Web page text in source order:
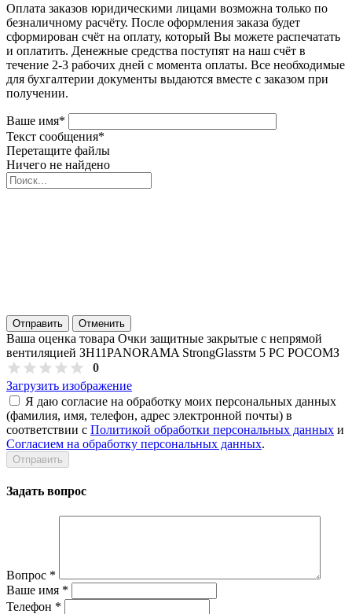
Оплата заказов юридическими лицами возможна только по
безналичному расчёту. После оформления заказа будет
сформирован счёт на оплату, который Вы можете распечатать
и оплатить. Денежные средства поступят на наш счёт в
течение 2-3 рабочих дней с момента оплаты. Все необходимые
для бухгалтерии документы выдаются вместе с заказом при
получении.
Ваше имя*
Текст сообщения*
Перетащите файлы
Ничего не найдено
Отправить Отменить
Ваша оценка товара Очки защитные закрытые с непрямой
вентиляцией ЗН11PANORAMA StrongGlassтм 5 PC РОСОМЗ
0
Загрузить изображение
Я даю согласие на обработку моих персональных данных
(фамилия, имя, телефон, адрес электронной почты) в
соответствии с Политикой обработки персональных данных и
Согласием на обработку персональных данных.
Задать вопрос
Вопрос *
Ваше имя *
Телефон *